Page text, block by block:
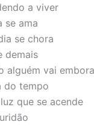
a viver
se ama
se chora
demais
alguém vai embora
do tempo
que se acende